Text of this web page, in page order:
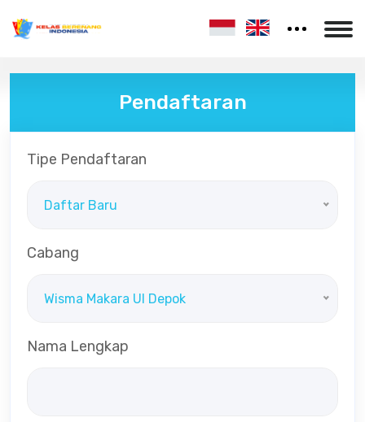
Pendaftaran
Tipe Pendaftaran
Daftar Baru
Cabang
Wisma Makara UI Depok
Nama Lengkap